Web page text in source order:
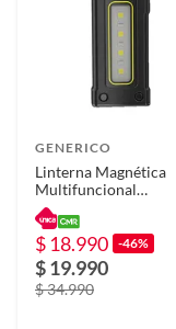
GENERICO
Linterna Magnética
Multifuncional
recargable con Power
Bank
$ 18.990 -46%
$ 19.990
$ 34.990